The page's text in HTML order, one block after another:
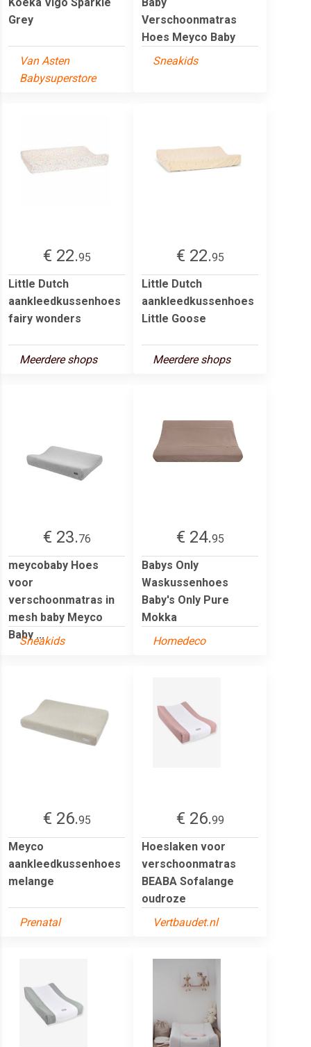
Grey
Van Asten
Babysuperstore
Verschoonmatras
Hoes Meyco Baby
Sneakids
€ 22.95
Little Dutch
aankleedkussenhoes
fairy wonders
Meerdere shops
€ 22.95
Little Dutch
aankleedkussenhoes
Little Goose
Meerdere shops
€ 23.76
meycobaby Hoes
voor
verschoonmatras in
mesh baby Meyco
Baby ...
Sneakids
€ 24.95
Babys Only
Waskussenhoes
Baby's Only Pure
Mokka
Homedeco
€ 26.95
Meyco
aankleedkussenhoes
melange
Prenatal
€ 26.99
Hoeslaken voor
verschoonmatras
BEABA Sofalange
oudroze
Vertbaudet.nl